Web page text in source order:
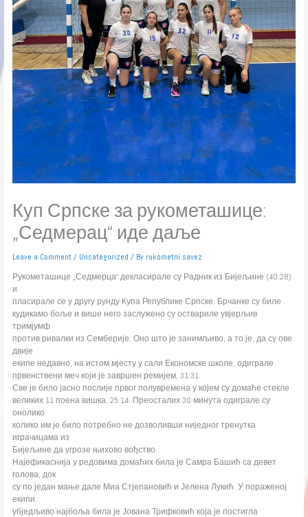
Куп Српске за рукометашице:
„Седмерац“ иде даље
Leave a Comment / Uncategorized / By rukometni savez
Рукометашице „Седмерца“ декласирале су Радник из Бијељине (40:28)
и
пласирале се у другу рунду Купа Републике Српске. Брчанке су биле
кудикамо боље и више него заслужено су оствариле увјерљив
тримјумф
против ривалки из Семберије. Оно што је занимљиво, а то је, да су ове
двије
екипе недавно, на истом мјесту у сали Економске школе, одиграле
првенствени меч који је завршен ремијем, 31:31.
Све је било јасно послије првог полувремена у којем су домаће стекле
великих 11 поена вишка, 25:14. Преосталих 30 минута одиграле су
онолико
колико им је било потребно не дозволивши ниједног тренутка
играчицама из
Бијељине да угрозе њихово вођство.
Најефикаснија у редовима домаћих била је Самра Башић са девет
голова, док
су по један мање дале Миа Стјепановић и Јелена Лукић. У пораженој
екипи
убједљиво најбоља била је Јована Трифковић која је постигла